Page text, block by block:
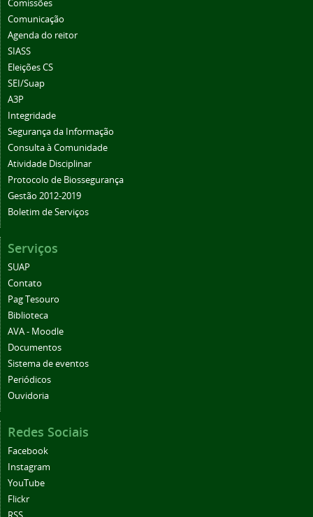
Comissões
Comunicação
Agenda do reitor
SIASS
Eleições CS
SEI/Suap
A3P
Integridade
Segurança da Informação
Consulta à Comunidade
Atividade Disciplinar
Protocolo de Biossegurança
Gestão 2012-2019
Boletim de Serviços
Serviços
SUAP
Contato
Pag Tesouro
Biblioteca
AVA - Moodle
Documentos
Sistema de eventos
Periódicos
Ouvidoria
Redes Sociais
Facebook
Instagram
YouTube
Flickr